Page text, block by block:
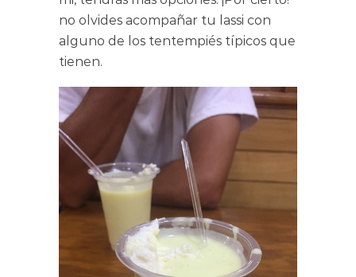
no olvides acompañar tu lassi con
alguno de los tentempiés típicos que
tienen.